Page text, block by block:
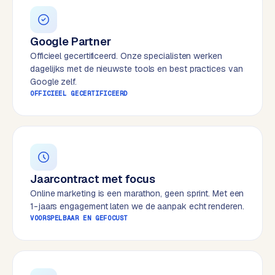
e
s
s
w
e
b
s
t
M
a
a
e
r
k
Google Partner
Officieel gecertificeerd. Onze specialisten werken
dagelijks met de nieuwste tools en best practices van
Google zelf.
OFFICIEEL GECERTIFICEERD
Jaarcontract met focus
Online marketing is een marathon, geen sprint. Met een
1-jaars engagement laten we de aanpak echt renderen.
VOORSPELBAAR EN GEFOCUST